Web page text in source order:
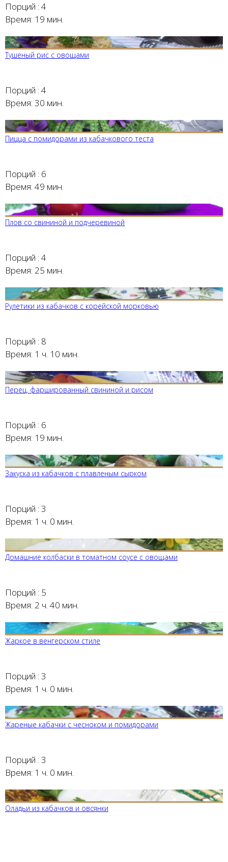
Порций : 4
Время: 19 мин.
Тушеный рис с овощами
Порций : 4
Время: 30 мин.
Пицца с помидорами из кабачкового теста
Порций : 6
Время: 49 мин.
Плов со свининой и подчеревиной
Порций : 4
Время: 25 мин.
Рулетики из кабачков с корейской морковью
Порций : 8
Время: 1 ч. 10 мин.
Перец, фаршированный свининой и рисом
Порций : 6
Время: 19 мин.
Закуска из кабачков с плавленым сырком
Порций : 3
Время: 1 ч. 0 мин.
Домашние колбаски в томатном соусе с овощами
Порций : 5
Время: 2 ч. 40 мин.
Жаркое в венгерском стиле
Порций : 3
Время: 1 ч. 0 мин.
Жареные кабачки с чесноком и помидорами
Порций : 3
Время: 1 ч. 0 мин.
Оладьи из кабачков и овсянки